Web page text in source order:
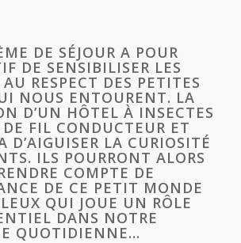
DE SÉJOUR A POUR
DE SENSIBILISER LES
RESPECT DES PETITES
NOUS ENTOURENT. LA
D’UN HÔTEL À INSECTES
DE FIL CONDUCTEUR ET
D’AIGUISER LA CURIOSITÉ
ILS POURRONT ALORS
COMPTE DE
DE CE PETIT MONDE
QUI JOUE UN RÔLE
DANS NOTRE
QUOTIDIENNE…